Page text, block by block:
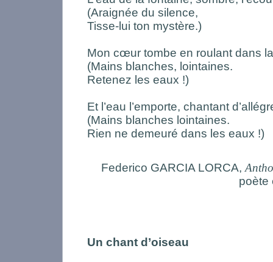
(Araignée du silence,
Tisse-lui ton mystère.)
Mon cœur tombe en roulant dans
(Mains blanches, lointaines.
Retenez les eaux !)
Et l’eau l’emporte, chantant
(Mains blanches lointaines.
Rien ne demeuré dans les eaux !)
Federico GARCIA LORCA,
poète
Un chant d’oiseau